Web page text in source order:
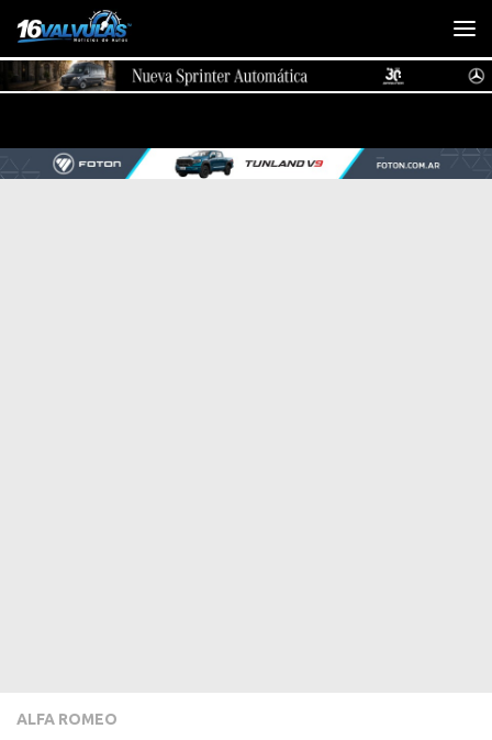
Saltar al contenido
ALFA ROMEO